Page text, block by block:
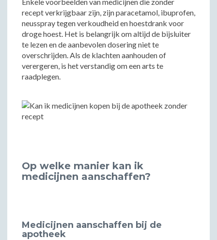
recept verkrijgbaar zijn, zijn paracetamol, ibuprofen,
neusspray tegen verkoudheid en hoestdrank voor
droge hoest. Het is belangrijk om altijd de bijsluiter
te lezen en de aanbevolen dosering niet te
overschrijden. Als de klachten aanhouden of
verergeren, is het verstandig om een arts te
raadplegen.
Op welke manier kan ik
medicijnen aanschaffen?
Medicijnen aanschaffen bij de
apotheek